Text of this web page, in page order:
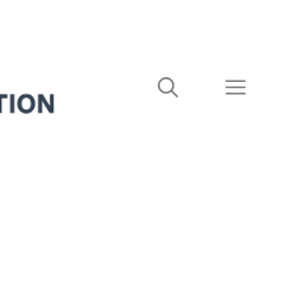
Menu